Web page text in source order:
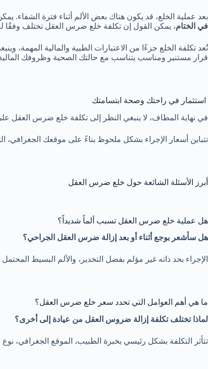
بعد عملية الخلع، قد يكون هناك بعض الألم أثناء فترة الشفاء.
في الختام، يمكن القول إن تكلفة خلع ضرس العقل تختلف وفقًا
تُعد تكلفة الخلع جزءًا من الاعتبارات الطبية والمالية
قرار مستنير ومناسب يتناسب مع حالتك الصحية وظروفك
استثمار في راحتك وصحة ابتسامتك
في نهاية المطاف، لا ينبغي النظر إلى تكلفة خلع ضرس العقل
تتباين أسعار الإجراء بشكل ملحوظ بناءً على موقعك الجغرافي،
أبرز الأسئلة الشائعة حول خلع ضرس العقل
هل عملية خلع ضرس العقل تسبب ألماً شديداً؟
هل سأشعر بوجع أثناء أو بعد إزالة ضرس العقل الجراحي؟
الإجراء بحد ذاته غير مؤلم بفضل التخدير، والألم البسيط
ما هي أهم العوامل التي تحدد سعر خلع ضرس العقل؟
لماذا تختلف تكلفة إزالة ضروس العقل من عيادة إلى أخرى؟
تتأثر التكلفة بشكل رئيسي بخبرة الطبيب، الموقع الجغرافي،